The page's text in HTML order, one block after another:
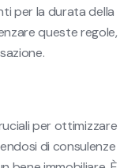
per la durata della
queste regole,
per ottimizzare
di consulenze